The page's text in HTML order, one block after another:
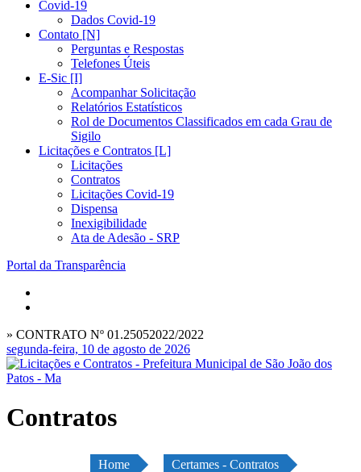
Covid-19
Dados Covid-19
Contato [N]
Perguntas e Respostas
Telefones Úteis
E-Sic [I]
Acompanhar Solicitação
Relatórios Estatísticos
Rol de Documentos Classificados em cada Grau de
Sigilo
Licitações e Contratos [L]
Licitações
Contratos
Licitações Covid-19
Dispensa
Inexigibilidade
Ata de Adesão - SRP
Portal da Transparência
» CONTRATO Nº 01.25052022/2022
segunda-feira, 10 de agosto de 2026
Contratos
Home
Certames - Contratos